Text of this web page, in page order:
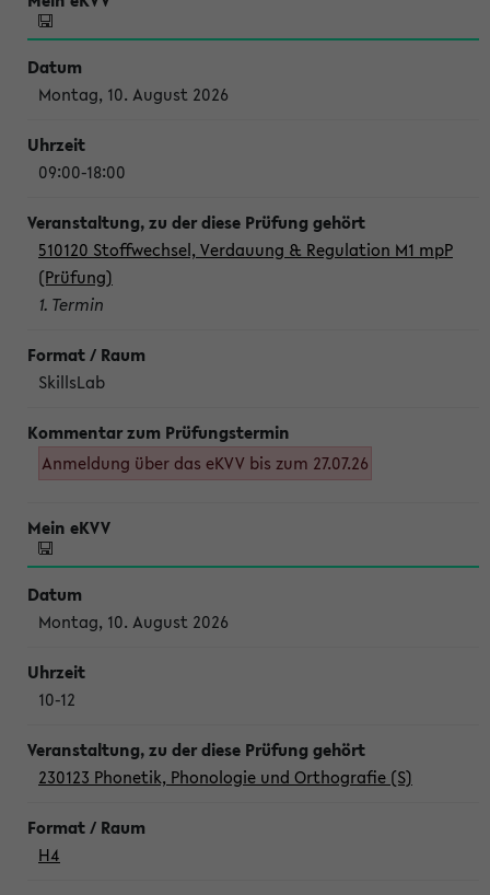
Montag, 10. August 2026
09:00-18:00
510120 Stoffwechsel, Verdauung & Regulation M1 mpP
(Prüfung)
1. Termin
SkillsLab
Anmeldung über das eKVV bis zum 27.07.26
Montag, 10. August 2026
10-12
230123 Phonetik, Phonologie und Orthografie (S)
H4